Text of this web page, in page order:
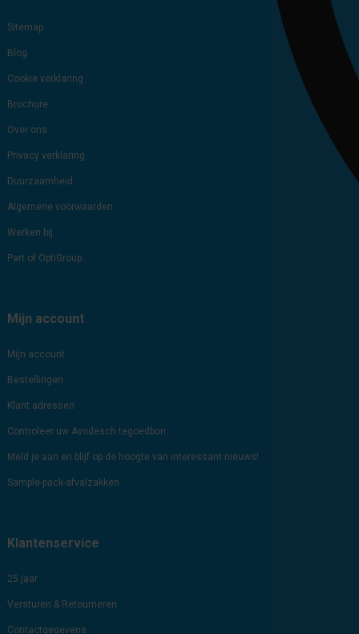
Sitemap
Blog
Cookie verklaring
Brochure
Over ons
Privacy verklaring
Duurzaamheid
Algemene voorwaarden
Werken bij
Part of OptiGroup
Mijn account
Mijn account
Bestellingen
Klant adressen
Controleer uw Avodesch tegoedbon
Meld je aan en blijf op de hoogte van interessant nieuws!
Sample-pack-afvalzakken
Klantenservice
25 jaar
Versturen & Retourneren
Contactgegevens